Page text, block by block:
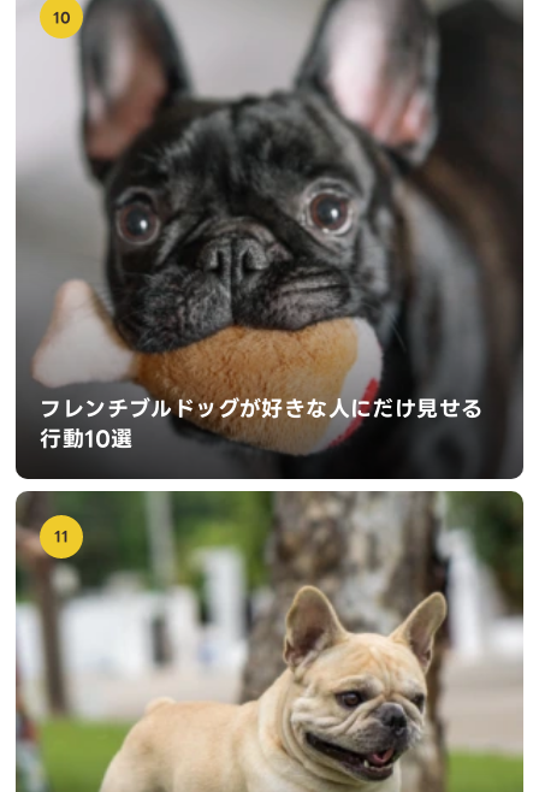
10
フレンチブルドッグが好きな人にだけ見せる
行動10選
11